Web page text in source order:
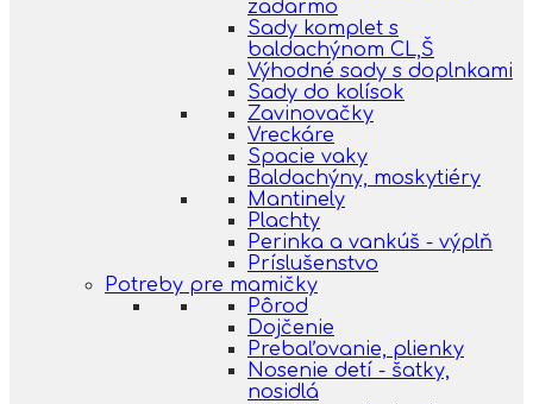
zadarmo
Sady komplet s
baldachýnom CL,Š
Výhodné sady s doplnkami
Sady do kolísok
Zavinovačky
Vreckáre
Spacie vaky
Baldachýny, moskytiéry
Mantinely
Plachty
Perinka a vankúš - výplň
Príslušenstvo
Potreby pre mamičky
Pôrod
Dojčenie
Prebaľovanie, plienky
Nosenie detí - šatky,
nosidlá